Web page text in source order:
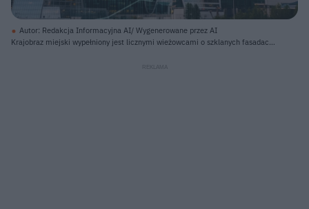
Autor: Redakcja Informacyjna AI/ Wygenerowane przez AI
Krajobraz miejski wypełniony jest licznymi wieżowcami o szklanych fasadach,
różnorodnymi kształtami i wysokościami, niektóre są prostokątne, inne